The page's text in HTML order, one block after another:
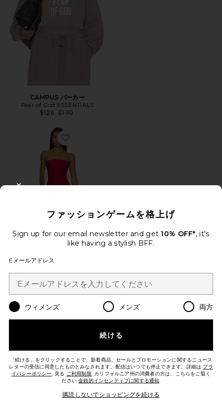
CAMPUS パーカー
Fear of God ESSENTIALS
$126 Previous price:
$170
Favorite DAHLIA ガウン
Deme by Gabriella
Favorite BRYNN トラウザー
ファッションゲームを格上げ
Sign up for our email newsletter and get 10% OFF*, it's
like having a stylish BFF.
Eメールアドレス
ウィメンズ メンズ 両方
続ける
「続ける」をクリックすることで、新着商品、セールとプロモーションに関するニュース
レターの受信に同意したものとみなされます。配信はいつでも停止できます。詳細は プラ
イバシーポリシー. 見る ご利用制限. カリフォルニア州の消費者の方は、こちらをご覧く
ださい金銭的インセンティブに関する通知.
購読しないでショッピングを続ける